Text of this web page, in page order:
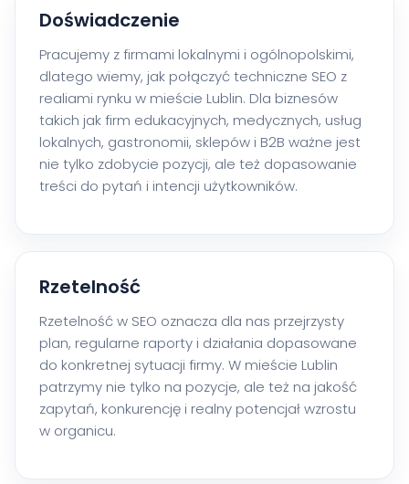
Doświadczenie
Pracujemy z firmami lokalnymi i ogólnopolskimi,
dlatego wiemy, jak połączyć techniczne SEO z
realiami rynku w mieście Lublin. Dla biznesów
takich jak firm edukacyjnych, medycznych, usług
lokalnych, gastronomii, sklepów i B2B ważne jest
nie tylko zdobycie pozycji, ale też dopasowanie
treści do pytań i intencji użytkowników.
Rzetelność
Rzetelność w SEO oznacza dla nas przejrzysty
plan, regularne raporty i działania dopasowane
do konkretnej sytuacji firmy. W mieście Lublin
patrzymy nie tylko na pozycje, ale też na jakość
zapytań, konkurencję i realny potencjał wzrostu
w organicu.